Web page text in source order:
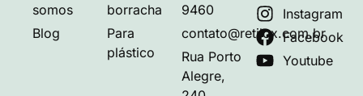
somos
Blog
borracha
Para
plástico
9460
contato@retilox.com.br
Rua Porto
Alegre,
Instagram
Facebook
Youtube